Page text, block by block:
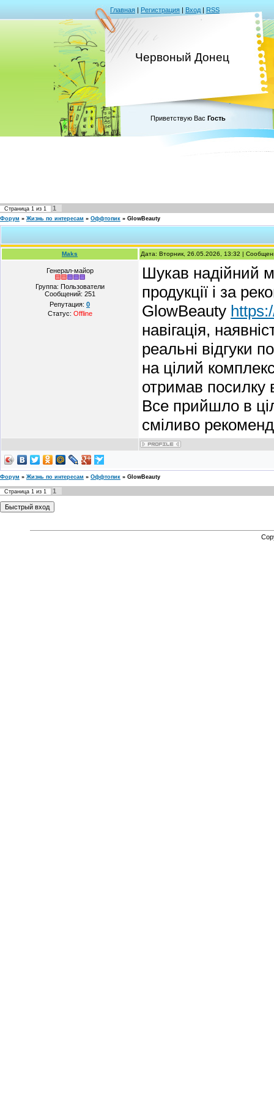
Главная | Регистрация | Вход | RSS
Червоный Донец
Приветствую Вас Гость
Страница 1 из 1 1
Форум » Жизнь по интересам » Оффтопик » GlowBeauty
Maks Дата: Вторник, 26.05.2026, 13:32 |
Генерал-майор
Группа: Пользователи
Сообщений: 251
Репутация: 0
Статус: Offline
Шукав надійний
продукції і за
GlowBeauty
навігація,
реальні відгуки
на цілий
отримав посилку
Все прийшло в
сміливо
Форум » Жизнь по интересам » Оффтопик » GlowBeauty
Страница 1 из 1 1